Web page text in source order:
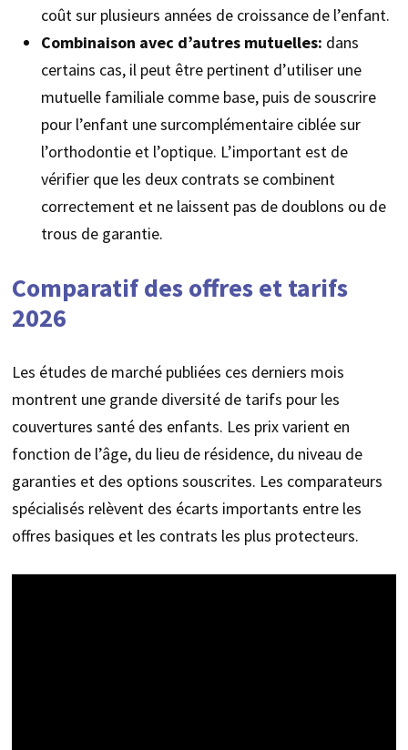
coût sur plusieurs années de croissance de l’enfant.
Combinaison avec d’autres mutuelles: dans
certains cas, il peut être pertinent d’utiliser une
mutuelle familiale comme base, puis de souscrire
pour l’enfant une surcomplémentaire ciblée sur
l’orthodontie et l’optique. L’important est de
vérifier que les deux contrats se combinent
correctement et ne laissent pas de doublons ou de
trous de garantie.
Comparatif des offres et tarifs
2026
Les études de marché publiées ces derniers mois
montrent une grande diversité de tarifs pour les
couvertures santé des enfants. Les prix varient en
fonction de l’âge, du lieu de résidence, du niveau de
garanties et des options souscrites. Les comparateurs
spécialisés relèvent des écarts importants entre les
offres basiques et les contrats les plus protecteurs.